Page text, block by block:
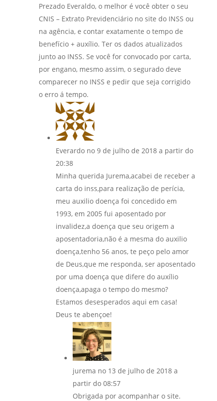
Prezado Everaldo, o melhor é você obter o seu
CNIS – Extrato Previdenciário no site do INSS ou
na agência, e contar exatamente o tempo de
benefício + auxílio. Ter os dados atualizados
junto ao INSS. Se você for convocado por carta,
por engano, mesmo assim, o segurado deve
comparecer no INSS e pedir que seja corrigido
o erro á tempo.
Everardo no 9 de julho de 2018 a partir do
20:38
Minha querida Jurema,acabei de receber a
carta do inss,para realização de perícia,
meu auxilio doença foi concedido em
1993, em 2005 fui aposentado por
invalidez,a doença que seu origem a
aposentadoria,não é a mesma do auxilio
doença,tenho 56 anos, te peço pelo amor
de Deus,que me responda, ser aposentado
por uma doença que difere do auxílio
doença,apaga o tempo do mesmo?
Estamos desesperados aqui em casa!
Deus te abençoe!
jurema no 13 de julho de 2018 a
partir do 08:57
Obrigada por acompanhar o site.